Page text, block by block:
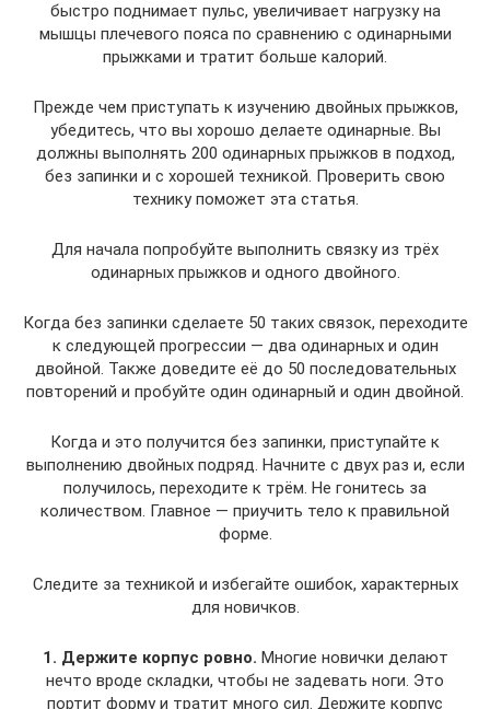
быстро поднимает пульс, увеличивает нагрузку на
мышцы плечевого пояса по сравнению с одинарными
прыжками и тратит больше калорий.
Прежде чем приступать к изучению двойных прыжков,
убедитесь, что вы хорошо делаете одинарные. Вы
должны выполнять 200 одинарных прыжков в подход,
без запинки и с хорошей техникой. Проверить свою
технику поможет эта статья.
Для начала попробуйте выполнить связку из трёх
одинарных прыжков и одного двойного.
Когда без запинки сделаете 50 таких связок, переходите
к следующей прогрессии — два одинарных и один
двойной. Также доведите её до 50 последовательных
повторений и пробуйте один одинарный и один двойной.
Когда и это получится без запинки, приступайте к
выполнению двойных подряд. Начните с двух раз и, если
получилось, переходите к трём. Не гонитесь за
количеством. Главное — приучить тело к правильной
форме.
Следите за техникой и избегайте ошибок, характерных
для новичков.
1. Держите корпус ровно. Многие новички делают
нечто вроде складки, чтобы не задевать ноги. Это
портит форму и тратит много сил. Держите корпус